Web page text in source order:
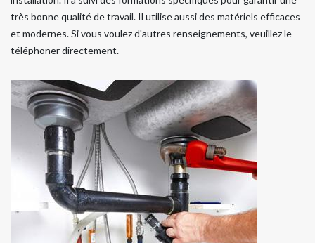
très bonne qualité de travail. Il utilise aussi des matériels efficaces
et modernes. Si vous voulez d'autres renseignements, veuillez le
téléphoner directement.